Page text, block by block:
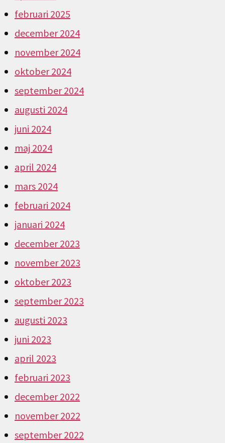
februari 2025
december 2024
november 2024
oktober 2024
september 2024
augusti 2024
juni 2024
maj 2024
april 2024
mars 2024
februari 2024
januari 2024
december 2023
november 2023
oktober 2023
september 2023
augusti 2023
juni 2023
april 2023
februari 2023
december 2022
november 2022
september 2022